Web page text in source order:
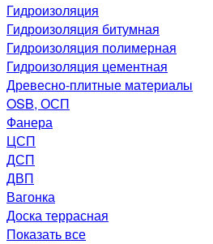
Гидроизоляция
Гидроизоляция битумная
Гидроизоляция полимерная
Гидроизоляция цементная
Древесно-плитные материалы
OSB, ОСП
Фанера
ЦСП
ДСП
ДВП
Вагонка
Доска террасная
Показать все